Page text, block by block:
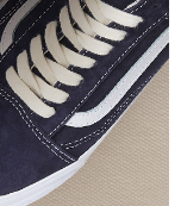
本公司將視審查結果
發現惡意使用之情形，
採取法律行動。